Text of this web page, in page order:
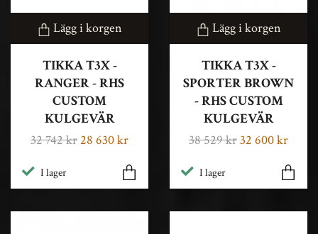
Lägg i korgen
TIKKA T3X -
RANGER - RHS
CUSTOM
KULGEVÄR
32 742 kr 28 630 kr
I lager
Lägg i korgen
TIKKA T3X -
SPORTER BROWN
- RHS CUSTOM
KULGEVÄR
38 529 kr32 600 kr
I lager